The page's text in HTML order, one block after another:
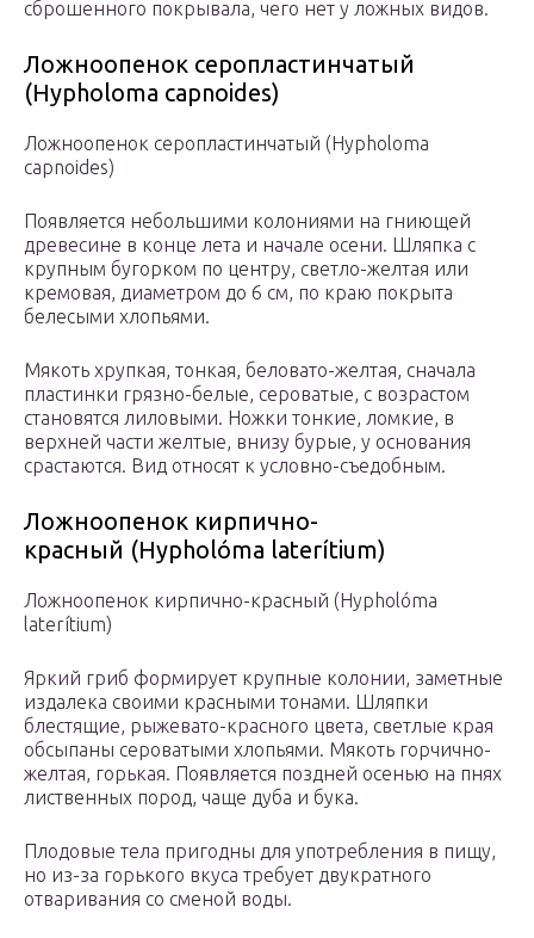
сброшенного покрывала, чего нет у ложных видов.
Ложноопенок серопластинчатый
(Hypholoma capnoides)
Ложноопенок серопластинчатый (Hypholoma
capnoides)
Появляется небольшими колониями на гниющей
древесине в конце лета и начале осени. Шляпка с
крупным бугорком по центру, светло-желтая или
кремовая, диаметром до 6 см, по краю покрыта
белесыми хлопьями.
Мякоть хрупкая, тонкая, беловато-желтая, сначала
пластинки грязно-белые, сероватые, с возрастом
становятся лиловыми. Ножки тонкие, ломкие, в
верхней части желтые, внизу бурые, у основания
срастаются. Вид относят к условно-съедобным.
Ложноопенок кирпично-
красный (Hypholóma laterítium)
Ложноопенок кирпично-красный (Hypholóma
laterítium)
Яркий гриб формирует крупные колонии, заметные
издалека своими красными тонами. Шляпки
блестящие, рыжевато-красного цвета, светлые края
обсыпаны сероватыми хлопьями. Мякоть горчично-
желтая, горькая. Появляется поздней осенью на пнях
лиственных пород, чаще дуба и бука.
Плодовые тела пригодны для употребления в пищу,
но из-за горького вкуса требует двукратного
отваривания со сменой воды.